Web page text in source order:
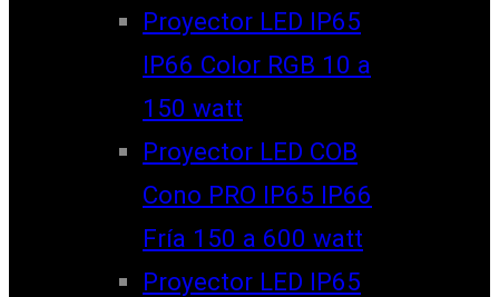
Proyector LED IP65
IP66 Color RGB 10 a
150 watt
Proyector LED COB
Cono PRO IP65 IP66
Fría 150 a 600 watt
Proyector LED IP65